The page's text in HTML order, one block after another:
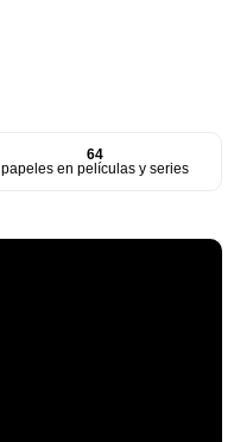
64
papeles en películas y series